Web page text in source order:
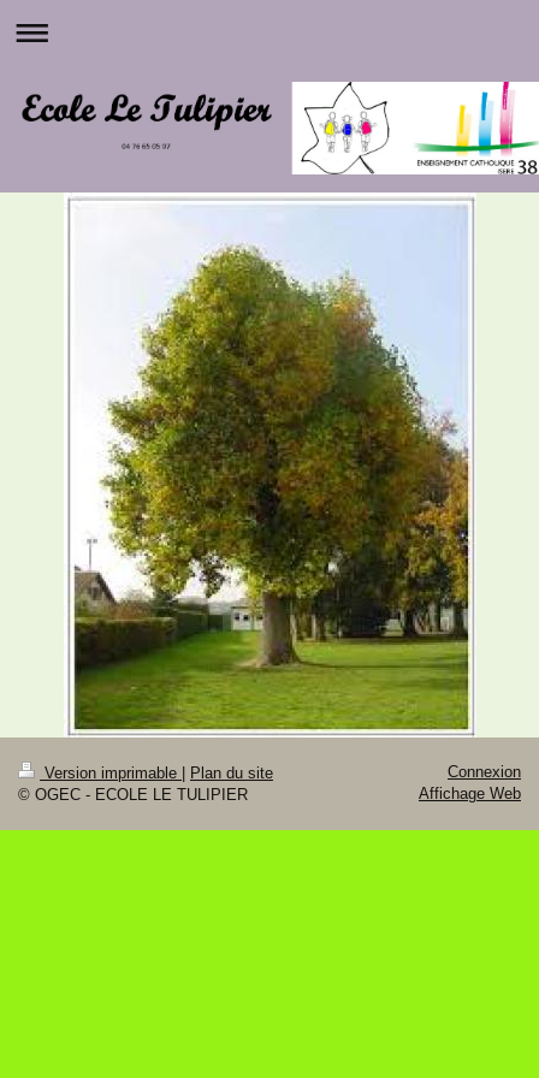
Version imprimable | Plan du site
© OGEC - ECOLE LE TULIPIER
Connexion
Affichage Web